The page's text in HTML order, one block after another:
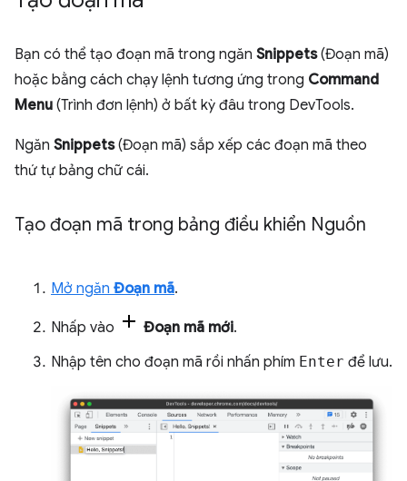
Bạn có thể tạo đoạn mã trong ngăn Snippets(Đoạn mã)
hoặc bằng cách chạy lệnh tương ứng trong Command
Menu (Trình đơn lệnh) ở bất kỳ đâu trong DevTools.
Ngăn Snippets(Đoạn mã) sắp xếp các đoạn mã theo
thứ tự bảng chữ cái.
Tạo đoạn mã trong bảng điều khiển Nguồn
Mở ngăn Đoạn mã.
Nhấp vào Đoạn mã mới.
Nhập tên cho đoạn mã rồi nhấn phím Enter để lưu.